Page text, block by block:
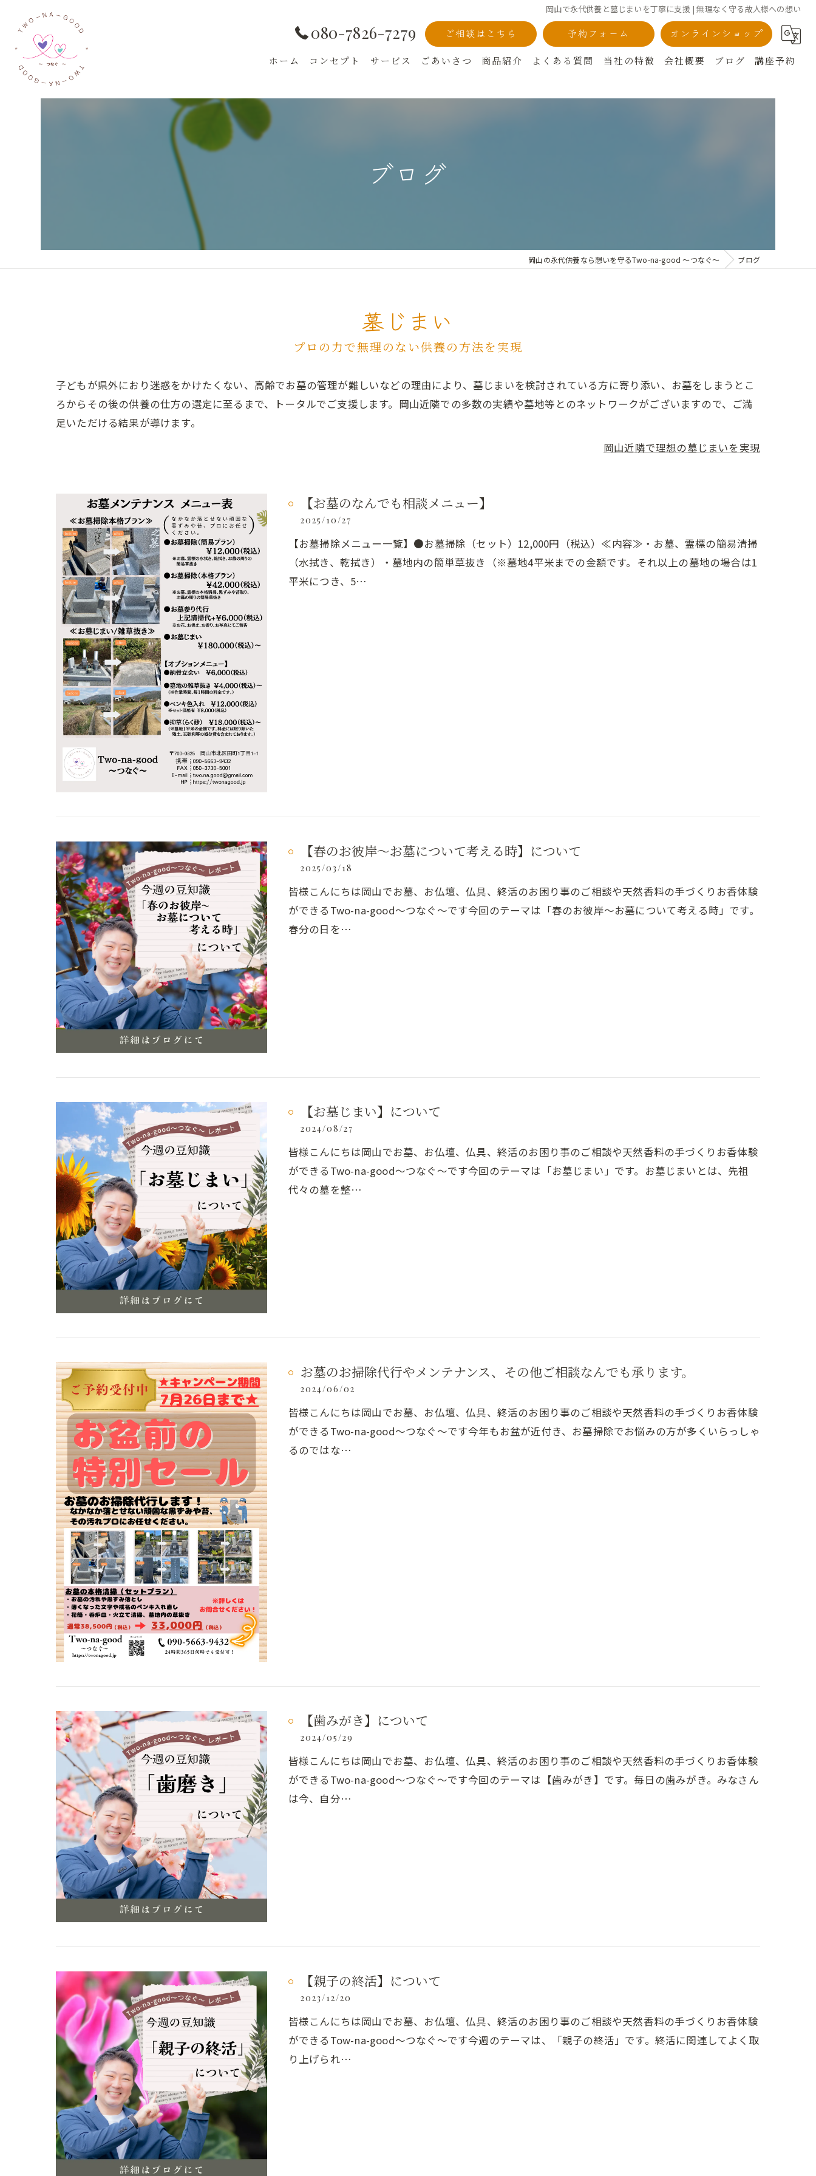
岡山で永代供養と墓じまいを丁寧に支援 | 無理なく守る故人様への想い
080-7826-7279 ご相談はこちら 予約フォーム オンラインショップ
ホーム コンセプト サービス
終活相談
墓石・仏具販売
ごあいさつ 商品紹介 よくある質問 当社の特徴
墓じまい
会社概要 ブログ 講座予約
ブログ
岡山の永代供養なら想いを守るTwo-na-good ～つなぐ～ ブログ
墓じまい
プロの力で無理のない供養の方法を実現
子どもが県外におり迷惑をかけたくない、高齢でお墓の管理が難しいなどの理由により、墓じまいを検討されている方に寄り添い、お墓をしまうとこ
ろからその後の供養の仕方の選定に至るまで、トータルでご支援します。岡山近隣での多数の実績や墓地等とのネットワークがございますので、ご満
足いただける結果が導けます。
岡山近隣で理想の墓じまいを実現
【お墓のなんでも相談メニュー】
2025/10/27
【お墓掃除メニュー一覧】●お墓掃除（セット）12,000円（税込）≪内容≫・お墓、霊標の簡易清掃
（水拭き、乾拭き）・墓地内の簡単草抜き（※墓地4平米までの金額です。それ以上の墓地の場合は1
平米につき、5…
【春のお彼岸〜お墓について考える時】について
2025/03/18
皆様こんにちは岡山でお墓、お仏壇、仏具、終活のお困り事のご相談や天然香料の手づくりお香体験
ができるTwo-na-good～つなぐ～です今回のテーマは「春のお彼岸～お墓について考える時」です。
春分の日を…
【お墓じまい】について
2024/08/27
皆様こんにちは岡山でお墓、お仏壇、仏具、終活のお困り事のご相談や天然香料の手づくりお香体験
ができるTwo-na-good～つなぐ～です今回のテーマは「お墓じまい」です。お墓じまいとは、先祖
代々の墓を整…
お墓のお掃除代行やメンテナンス、その他ご相談なんでも承ります。
2024/06/02
皆様こんにちは岡山でお墓、お仏壇、仏具、終活のお困り事のご相談や天然香料の手づくりお香体験
ができるTwo-na-good～つなぐ～です今年もお盆が近付き、お墓掃除でお悩みの方が多くいらっしゃ
るのではな…
【歯みがき】について
2024/05/29
皆様こんにちは岡山でお墓、お仏壇、仏具、終活のお困り事のご相談や天然香料の手づくりお香体験
ができるTwo-na-good～つなぐ～です今回のテーマは【歯みがき】です。毎日の歯みがき。みなさん
は今、自分…
【親子の終活】について
2023/12/20
皆様こんにちは岡山でお墓、お仏壇、仏具、終活のお困り事のご相談や天然香料の手づくりお香体験
ができるTow-na-good～つなぐ～です今週のテーマは、「親子の終活」です。終活に関連してよく取
り上げられ…